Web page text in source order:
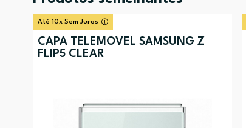
Até 10x Sem Juros
CAPA TELEMÓVEL SAMSUNG Z
FLIP5 CLEAR